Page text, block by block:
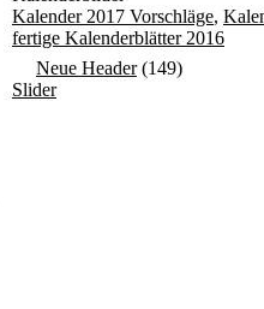
Kalender 2017 Vorschläge,
fertige Kalenderblätter 2016
Neue Header(149)
Slider